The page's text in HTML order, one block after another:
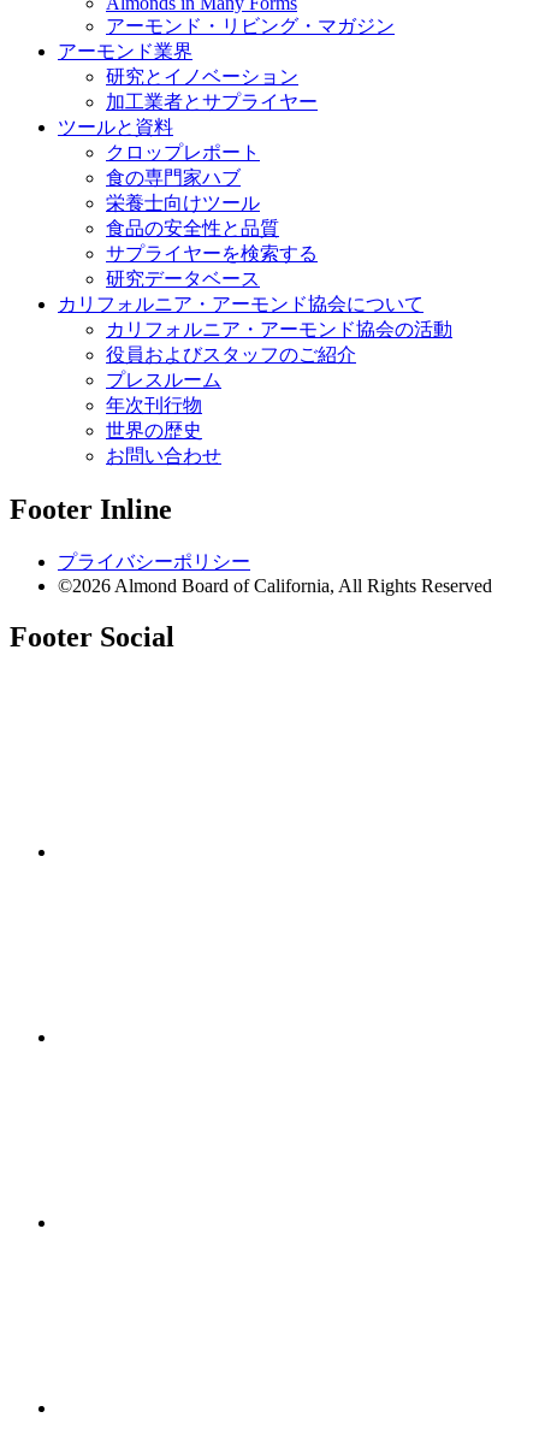
アーモンド・リビング・マガジン
アーモンド業界
研究とイノベーション
加工業者とサプライヤー
ツールと資料
クロップレポート
食の専門家ハブ
栄養士向けツール
食品の安全性と品質
サプライヤーを検索する
研究データベース
カリフォルニア・アーモンド協会について
カリフォルニア・アーモンド協会の活動
役員およびスタッフのご紹介
プレスルーム
年次刊行物
世界の歴史
お問い合わせ
Footer Inline
プライバシーポリシー
©2026 Almond Board of California, All Rights Reserved
Footer Social